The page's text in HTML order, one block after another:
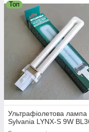
Топ
Ультрафіолетова лампа
Sylvania LYNX-S 9W